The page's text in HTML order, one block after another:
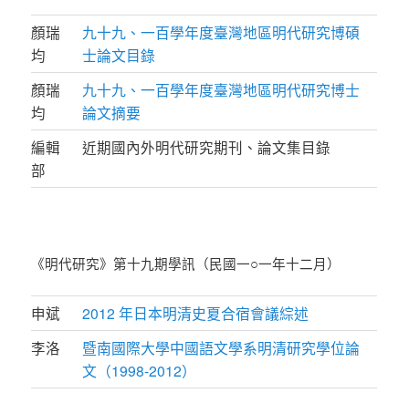
顏瑞
均
九十九、一百學年度臺灣地區明代研究博碩
士論文目錄
顏瑞
均
九十九、一百學年度臺灣地區明代研究博士
論文摘要
編輯
部
近期國內外明代研究期刊、論文集目錄
《明代研究》第十九期學訊（民國一○一年十二月）
申斌
2012 年日本明清史夏合宿會議綜述
李洛
暨南國際大學中國語文學系明清研究學位論
文（1998-2012）